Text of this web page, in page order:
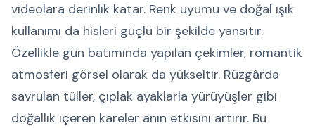
videolara derinlik katar. Renk uyumu ve doğal ışık
kullanımı da hisleri güçlü bir şekilde yansıtır.
Özellikle gün batımında yapılan çekimler, romantik
atmosferi görsel olarak da yükseltir. Rüzgârda
savrulan tüller, çıplak ayaklarla yürüyüşler gibi
doğallık içeren kareler anın etkisini artırır. Bu